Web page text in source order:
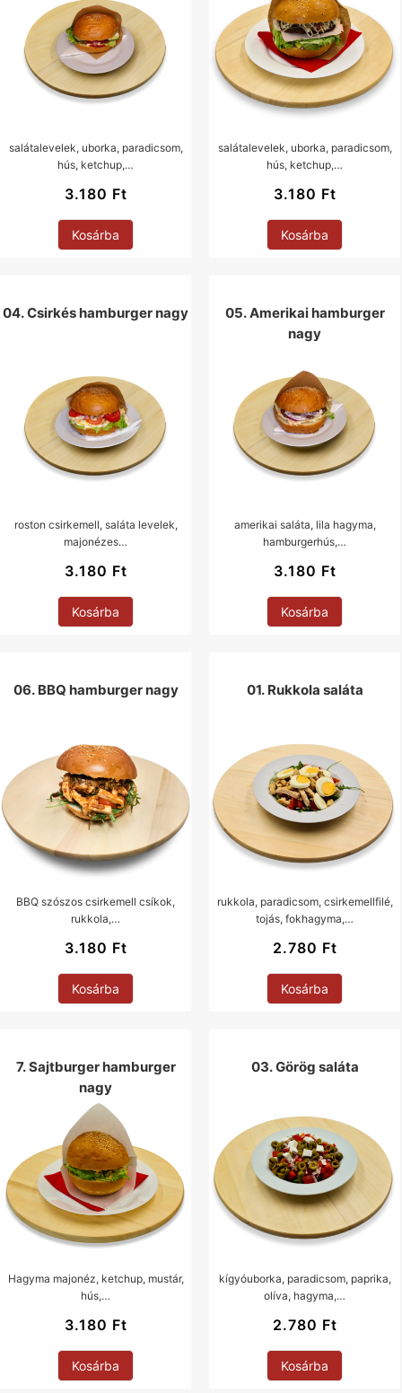
salátalevelek, uborka, paradicsom,
hús, ketchup,…
3.180 Ft
Kosárba
salátalevelek, uborka, paradicsom,
hús, ketchup,…
3.180 Ft
Kosárba
04. Csirkés hamburger nagy
roston csirkemell, saláta levelek,
majonézes…
3.180 Ft
Kosárba
05. Amerikai hamburger
nagy
amerikai saláta, lila hagyma,
hamburgerhús,…
3.180 Ft
Kosárba
06. BBQ hamburger nagy
BBQ szószos csirkemell csíkok,
rukkola,…
3.180 Ft
Kosárba
01. Rukkola saláta
rukkola, paradicsom, csirkemellfilé,
tojás, fokhagyma,…
2.780 Ft
Kosárba
7. Sajtburger hamburger
nagy
Hagyma majonéz, ketchup, mustár,
hús,…
3.180 Ft
Kosárba
03. Görög saláta
kígyóuborka, paradicsom, paprika,
olíva, hagyma,…
2.780 Ft
Kosárba